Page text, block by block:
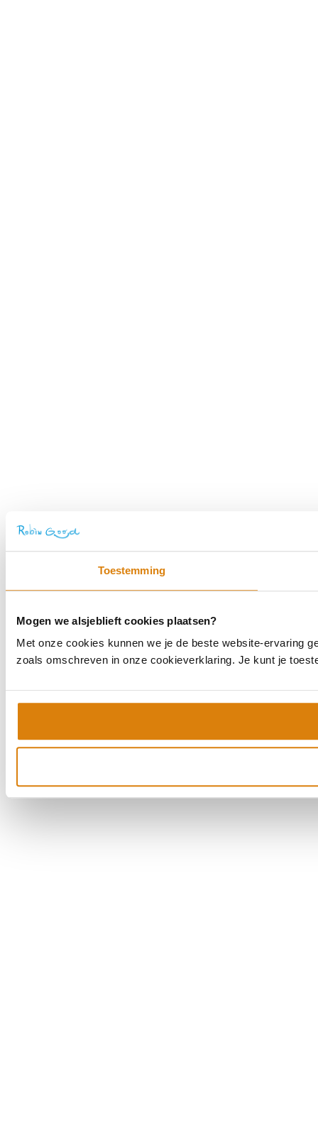
Toestemming
Mogen we alsjeblieft cookies plaatsen?
Met onze cookies kunnen we je de beste website-ervaring
zoals omschreven in onze cookieverklaring. Je kunt je